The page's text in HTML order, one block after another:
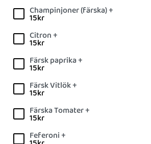
Champinjoner (färska) +
15kr
Citron +
15kr
Färsk paprika +
15kr
Färsk Vitlök +
15kr
Färska Tomater +
15kr
Feferoni +